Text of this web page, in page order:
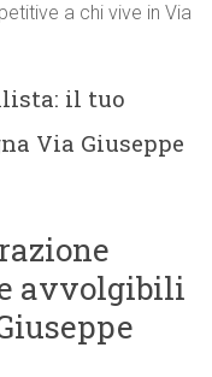
a chi vive in Via
il tuo
Via Giuseppe
avvolgibili